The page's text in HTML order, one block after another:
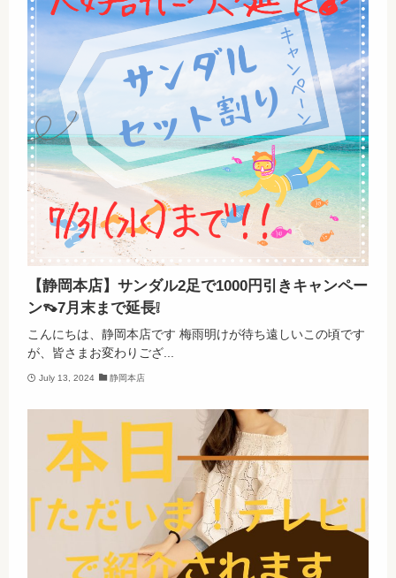
【静岡本店】サンダル2足で1000円引きキャンペー
ン👡7月末まで延長❕
こんにちは、静岡本店です 梅雨明けが待ち遠しいこの頃です
が、皆さまお変わりござ...
July 13, 2024 静岡本店